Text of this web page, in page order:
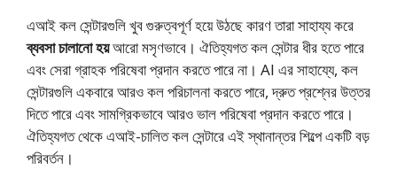
এআই কল সেন্টারগুলি খুব গুরুত্বপূর্ণ হয়ে উঠছে কারণ তারা সাহায্য করে
ব্যবসা চালানো হয়আরো মসৃণভাবে। ঐতিহ্যগত কল সেন্টার ধীর হতে পারে
এবং সেরা গ্রাহক পরিষেবা প্রদান করতে পারে না। AI এর সাহায্যে, কল
সেন্টারগুলি একবারে আরও কল পরিচালনা করতে পারে, দ্রুত প্রশ্নের উত্তর
দিতে পারে এবং সামগ্রিকভাবে আরও ভাল পরিষেবা প্রদান করতে পারে।
ঐতিহ্যগত থেকে এআই-চালিত কল সেন্টারে এই স্থানান্তর শিল্পে একটি বড়
পরিবর্তন।